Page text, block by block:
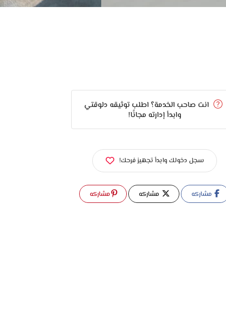
انت صاحب الخدمة؟ اطلب توثيقه دلوقتي
وابدأ إدارته مجانًا!
سجل دخولك وابدأ تجهيز فرحك!
مشاركه مشاركه مشاركه